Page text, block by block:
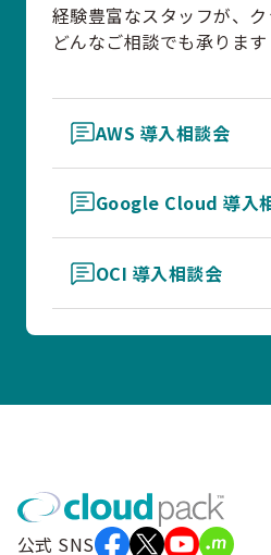
経験豊富なスタッフが、
どんなご相談でも承ります
AWS 導入相談会
Google Cloud 導入
OCI 導入相談会
公式 SNS